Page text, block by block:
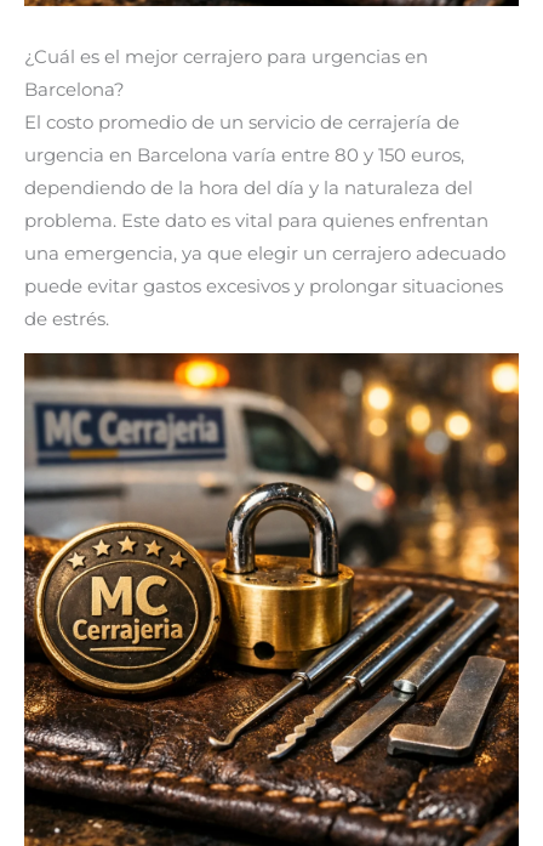
¿Cuál es el mejor cerrajero para urgencias en
Barcelona?
El costo promedio de un servicio de cerrajería de
urgencia en Barcelona varía entre 80 y 150 euros,
dependiendo de la hora del día y la naturaleza del
problema. Este dato es vital para quienes enfrentan
una emergencia, ya que elegir un cerrajero adecuado
puede evitar gastos excesivos y prolongar situaciones
de estrés.